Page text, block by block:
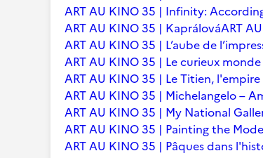
ART AU KINO 35 | Infinity:
ART AU KINO 35 | KaprálováART
ART AU KINO 35 | L’aube de
ART AU KINO 35 | Le curieux
ART AU KINO 35 | Le Titien,
ART AU KINO 35 | Michelangelo –
ART AU KINO 35 | My National
ART AU KINO 35 | Painting the
ART AU KINO 35 | Pâques dans